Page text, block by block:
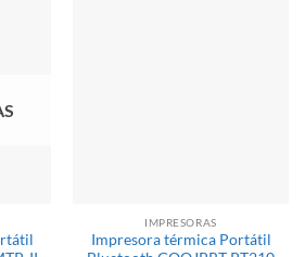
IMPRESORAS
Impresora térmica Portátil